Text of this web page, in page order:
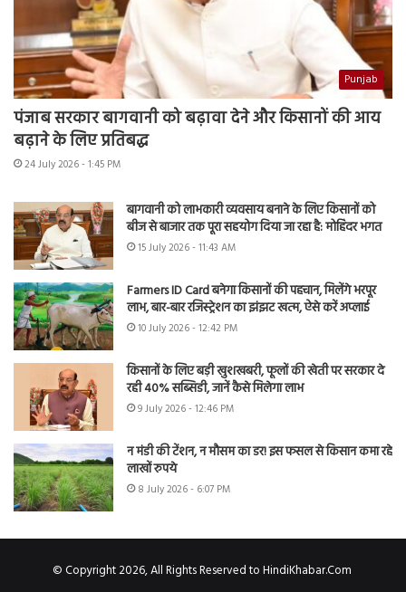
Punjab
पंजाब सरकार बागवानी को बढ़ावा देने और किसानों की आय
बढ़ाने के लिए प्रतिबद्ध
24 July 2026 - 1:45 PM
बागवानी को लाभकारी व्यवसाय बनाने के लिए किसानों को
बीज से बाजार तक पूरा सहयोग दिया जा रहा है: मोहिंदर भगत
15 July 2026 - 11:43 AM
Farmers ID Card बनेगा किसानों की पहचान, मिलेंगे भरपूर
लाभ, बार-बार रजिस्ट्रेशन का झंझट खत्म, ऐसे करें अप्लाई
10 July 2026 - 12:42 PM
किसानों के लिए बड़ी खुशखबरी, फूलों की खेती पर सरकार दे
रही 40% सब्सिडी, जानें कैसे मिलेगा लाभ
9 July 2026 - 12:46 PM
न मंडी की टेंशन, न मौसम का डर! इस फसल से किसान कमा रहे
लाखों रुपये
8 July 2026 - 6:07 PM
© Copyright 2026, All Rights Reserved to HindiKhabar.Com